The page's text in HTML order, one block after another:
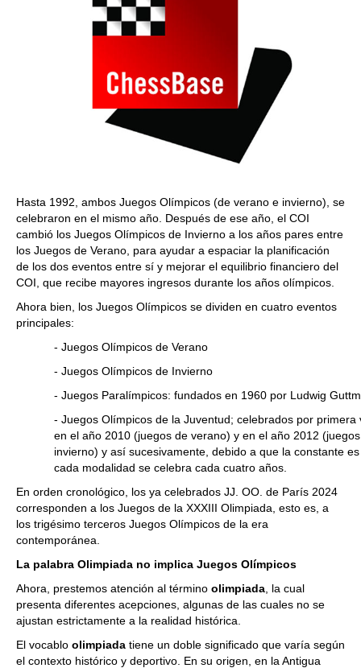
Hasta 1992, ambos Juegos Olímpicos (de verano e invierno), se
celebraron en el mismo año. Después de ese año, el COI
cambió los Juegos Olímpicos de Invierno a los años pares entre
los Juegos de Verano, para ayudar a espaciar la planificación
de los dos eventos entre sí y mejorar el equilibrio financiero del
COI, que recibe mayores ingresos durante los años olímpicos.
Ahora bien, los Juegos Olímpicos se dividen en cuatro eventos
principales:
- Juegos Olímpicos de Verano
- Juegos Olímpicos de Invierno
- Juegos Paralímpicos: fundados en 1960 por Ludwig
- Juegos Olímpicos de la Juventud; celebrados por primera
en el año 2010 (juegos de verano) y en el año 2012
invierno) y así sucesivamente, debido a que la constante
cada modalidad se celebra cada cuatro años.
En orden cronológico, los ya celebrados JJ. OO. de París 2024
corresponden a los Juegos de la XXXIII Olimpiada, esto es, a
los trigésimo terceros Juegos Olímpicos de la era
contemporánea.
La palabra Olimpiada no implica Juegos Olímpicos
Ahora, prestemos atención al término olimpiada , la cual
presenta diferentes acepciones, algunas de las cuales no se
ajustan estrictamente a la realidad histórica.
El vocablo olimpiada tiene un doble significado que varía según
el contexto histórico y deportivo. En su origen, en la Antigua